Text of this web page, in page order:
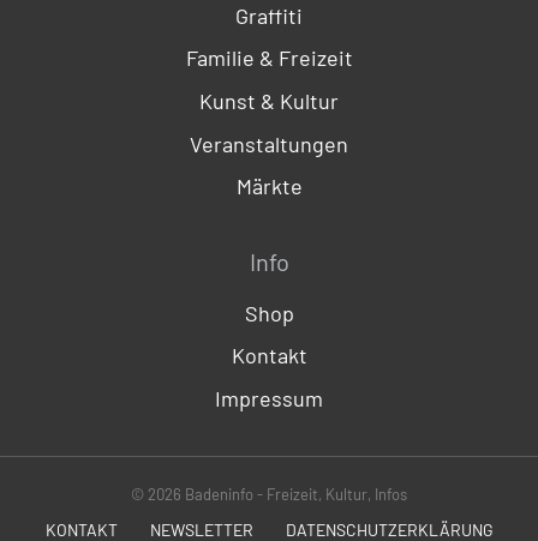
Graffiti
Familie & Freizeit
Kunst & Kultur
Veranstaltungen
Märkte
Info
Shop
Kontakt
Impressum
© 2026 Badeninfo - Freizeit, Kultur, Infos
KONTAKT NEWSLETTER DATENSCHUTZERKLÄRUNG